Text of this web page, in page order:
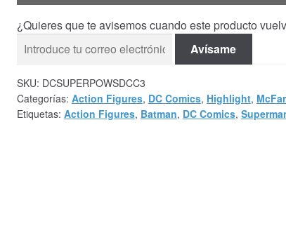
¿Quieres que te avisemos cuando este producto
Avísame
SKU: DCSUPERPOWSDCC3
Categorías: Action Figures, DC Comics, Highlight,
Etiquetas: Action Figures, Batman, DC Comics,